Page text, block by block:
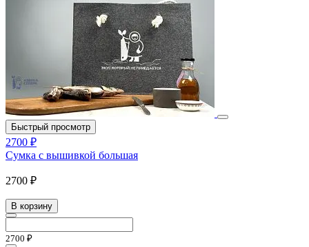
Быстрый просмотр
2700 ₽
Сумка с вышивкой большая
2700 ₽
В корзину
2700 ₽